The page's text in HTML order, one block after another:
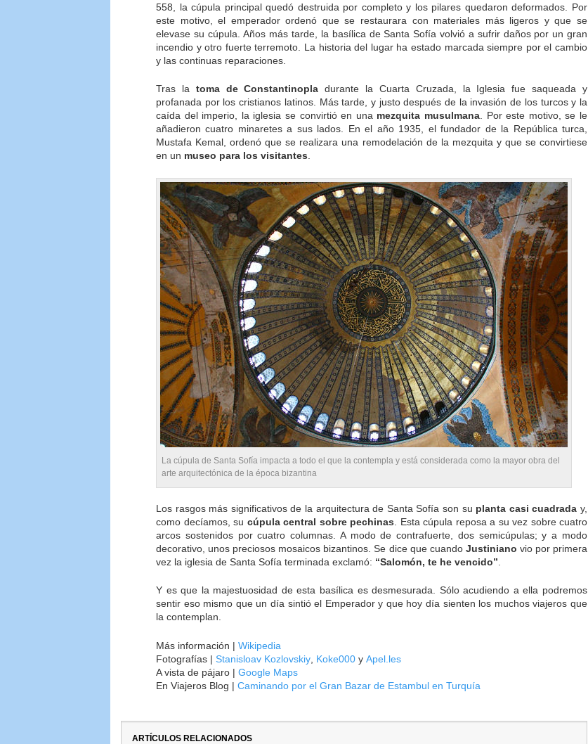
558, la cúpula principal quedó destruida por completo y los pilares quedaron deformados. Por
este motivo, el emperador ordenó que se restaurara con materiales más ligeros y que se
elevase su cúpula. Años más tarde, la basílica de Santa Sofía volvió a sufrir daños por un gran
incendio y otro fuerte terremoto. La historia del lugar ha estado marcada siempre por el cambio
y las continuas reparaciones.
Tras la toma de Constantinopla durante la Cuarta Cruzada, la Iglesia fue saqueada y
profanada por los cristianos latinos. Más tarde, y justo después de la invasión de los turcos y la
caída del imperio, la iglesia se convirtió en una mezquita musulmana . Por este motivo, se le
añadieron cuatro minaretes a sus lados. En el año 1935, el fundador de la República turca,
Mustafa Kemal, ordenó que se realizara una remodelación de la mezquita y que se convirtiese
en un museo para los visitantes
La cúpula de Santa Sofía impacta a todo el que la contempla y está considerada como la mayor obra del
arte arquitectónica de la época bizantina
Los rasgos más significativos de la arquitectura de Santa Sofía son su planta casi cuadrada y,
como decíamos, su cúpula central sobre pechinas . Esta cúpula reposa a su vez sobre cuatro
arcos sostenidos por cuatro columnas. A modo de contrafuerte, dos semicúpulas; y a modo
decorativo, unos preciosos mosaicos bizantinos. Se dice que cuando Justiniano vio por primera
vez la iglesia de Santa Sofía terminada exclamó: “Salomón, te he vencido”
Y es que la majestuosidad de esta basílica es desmesurada. Sólo acudiendo a ella podremos
sentir eso mismo que un día sintió el Emperador y que hoy día sienten los muchos viajeros que
la contemplan.
Más información | Wikipedia
Fotografías | Stanisloav Kozlovskiy Koke000 y Apel.les
A vista de pájaro | Google Maps
En Viajeros Blog | Caminando por el Gran Bazar de Estambul en Turquía
ARTÍCULOS RELACIONADOS